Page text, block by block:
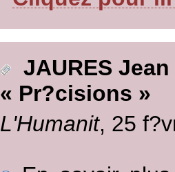
JAURES Jean
« Pr?cisions »
L'Humanit, 25